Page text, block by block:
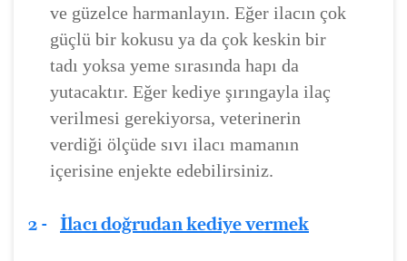
ve güzelce harmanlayın. Eğer ilacın çok
güçlü bir kokusu ya da çok keskin bir
tadı yoksa yeme sırasında hapı da
yutacaktır. Eğer kediye şırıngayla ilaç
verilmesi gerekiyorsa, veterinerin
verdiği ölçüde sıvı ilacı mamanın
içerisine enjekte edebilirsiniz.
2 - İlacı doğrudan kediye vermek